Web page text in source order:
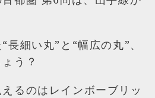
細い丸”と“幅広の丸”、
う？
るのはレインボーブリッ